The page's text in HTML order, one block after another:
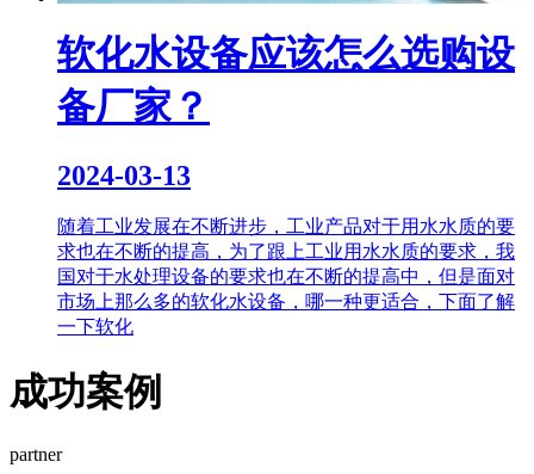
软化水设备应该怎么选购设
备厂家？
2024-03-13
随着工业发展在不断进步，工业产品对于用水水质的要
求也在不断的提高，为了跟上工业用水水质的要求，我
国对于水处理设备的要求也在不断的提高中，但是面对
市场上那么多的软化水设备，哪一种更适合，下面了解
一下软化
成功案例
partner